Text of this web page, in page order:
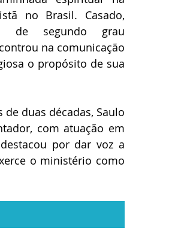
no Brasil. Casado,
de segundo grau
na comunicação
o propósito de sua
duas décadas, Saulo
com atuação em
por dar voz a
o ministério como